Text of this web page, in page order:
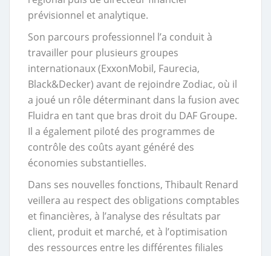
prévisionnel et analytique.
Son parcours professionnel l’a conduit à
travailler pour plusieurs groupes
internationaux (ExxonMobil, Faurecia,
Black&Decker) avant de rejoindre Zodiac, où il
a joué un rôle déterminant dans la fusion avec
Fluidra en tant que bras droit du DAF Groupe.
Il a également piloté des programmes de
contrôle des coûts ayant généré des
économies substantielles.
Dans ses nouvelles fonctions, Thibault Renard
veillera au respect des obligations comptables
et financières, à l’analyse des résultats par
client, produit et marché, et à l’optimisation
des ressources entre les différentes filiales